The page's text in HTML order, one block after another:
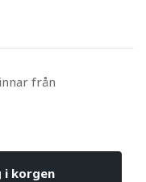
från
i korgen